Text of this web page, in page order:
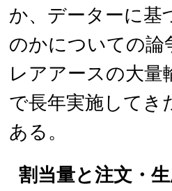
か、データーに基
のかについての論
レアアースの大量
で長年実施してき
ある。
割当量と注文・